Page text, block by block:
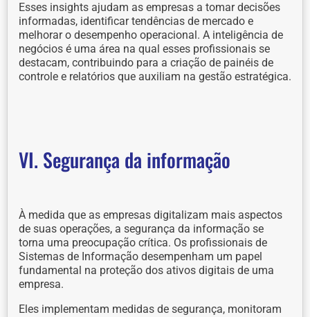
Esses insights ajudam as empresas a tomar decisões
informadas, identificar tendências de mercado e
melhorar o desempenho operacional. A inteligência de
negócios é uma área na qual esses profissionais se
destacam, contribuindo para a criação de painéis de
controle e relatórios que auxiliam na gestão estratégica.
VI. Segurança da informação
À medida que as empresas digitalizam mais aspectos
de suas operações, a segurança da informação se
torna uma preocupação crítica. Os profissionais de
Sistemas de Informação desempenham um papel
fundamental na proteção dos ativos digitais de uma
empresa.
Eles implementam medidas de segurança, monitoram